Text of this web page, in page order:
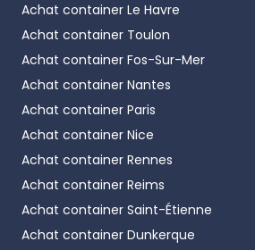
Achat container Le Havre
Achat container Toulon
Achat container Fos-Sur-Mer
Achat container Nantes
Achat container Paris
Achat container Nice
Achat container Rennes
Achat container Reims
Achat container Saint-Étienne
Achat container Dunkerque